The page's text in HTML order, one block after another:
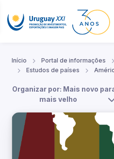
Início Portal de informações
Estudos de países
Organizar por: Mais novo
mais velho